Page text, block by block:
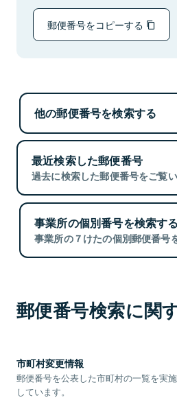
郵便番号をコピーする
他の郵便番号を検索する
最近検索した郵便番号
過去に検索した郵便番号をご覧い
事業所の個別番号を検索する
事業所の７けたの個別郵便番号
郵便番号検索に関
市町村変更情報
郵便番号を公表した市町村の一覧を実
しています。